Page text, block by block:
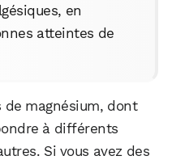
en
atteintes de
de magnésium, dont
à différents
Si vous avez des